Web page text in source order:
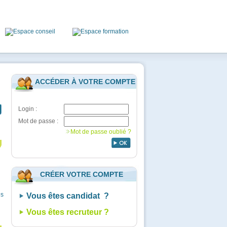
ACCÉDER À VOTRE COMPTE
Login :
Mot de passe :
Mot de passe oublié ?
CRÉER VOTRE COMPTE
Vous êtes candidat ?
Vous êtes recruteur ?